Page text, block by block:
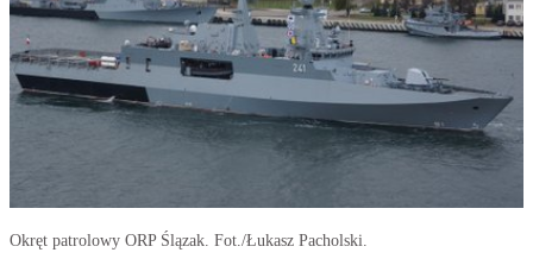
Okręt patrolowy ORP Ślązak. Fot./Łukasz Pacholski.